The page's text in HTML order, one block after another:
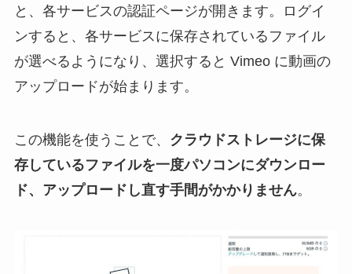
と、各サービスの認証ページが開きます。ログイ
ンすると、各サービスに保存されているファイル
が選べるようになり、選択すると Vimeo に動画の
アップロードが始まります。
この機能を使うことで、 クラウドストレージに保
存しているファイルを一度パソコンにダウンロー
ド、アップロードし直す手間がかかりません。